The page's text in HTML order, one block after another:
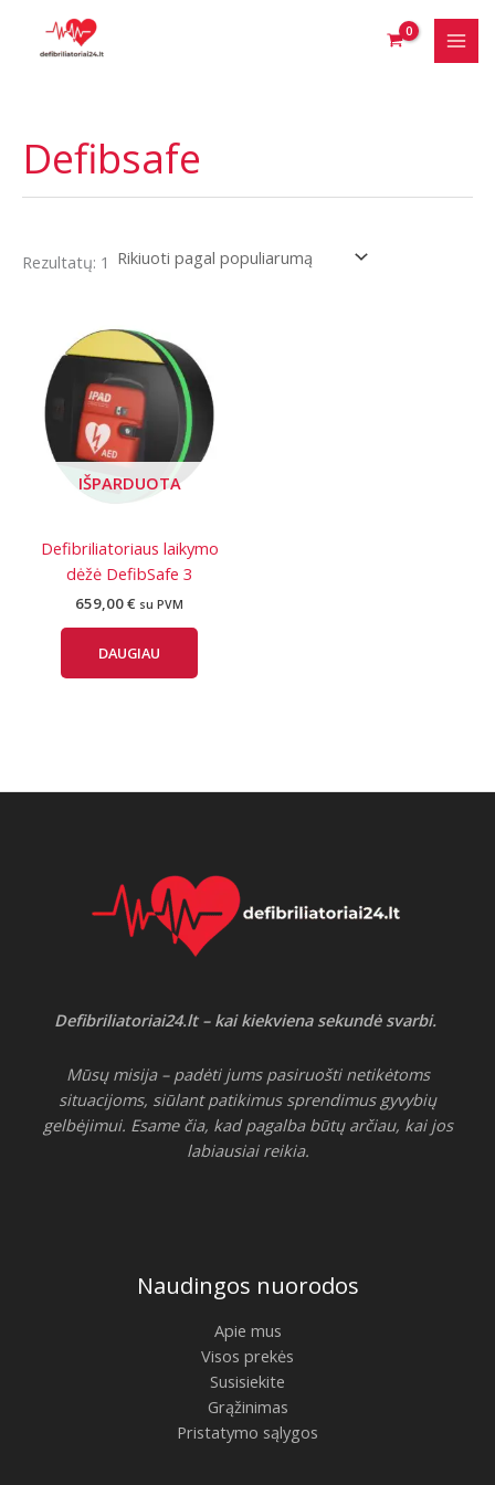
turinio
Defibsafe
Rezultatų: 1
IŠPARDUOTA
Defibriliatoriaus laikymo
dėžė DefibSafe 3
659,00€ su PVM
DAUGIAU
Defibriliatoriai24.lt – kai kiekviena sekundė svarbi.
Mūsų misija – padėti jums pasiruošti netikėtoms
situacijoms, siūlant patikimus sprendimus gyvybių
gelbėjimui. Esame čia, kad pagalba būtų arčiau, kai jos
labiausiai reikia.
Naudingos nuorodos
Apie mus
Visos prekės
Susisiekite
Grąžinimas
Pristatymo sąlygos